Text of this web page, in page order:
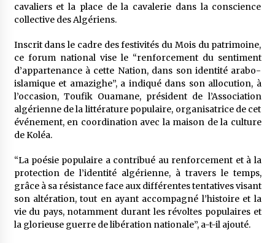
5 ans ago
cavaliers et la place de la cavalerie dans la conscience
collective des Algériens.
Inscrit dans le cadre des festivités du Mois du patrimoine,
ce forum national vise le “renforcement du sentiment
d’appartenance à cette Nation, dans son identité arabo-
islamique et amazighe”, a indiqué dans son allocution, à
l’occasion, Toufik Ouamane, président de l’Association
algérienne de la littérature populaire, organisatrice de cet
événement, en coordination avec la maison de la culture
de Koléa.
“La poésie populaire a contribué au renforcement et à la
protection de l’identité algérienne, à travers le temps,
grâce à sa résistance face aux différentes tentatives visant
son altération, tout en ayant accompagné l’histoire et la
vie du pays, notamment durant les révoltes populaires et
la glorieuse guerre de libération nationale”, a-t-il ajouté.